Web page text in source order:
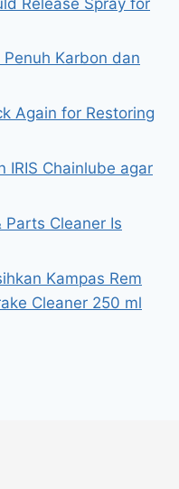
Karbon dan
Again for Restoring
IRIS Chainlube agar
Parts Cleaner Is
Kampas Rem
Cleaner 250 ml